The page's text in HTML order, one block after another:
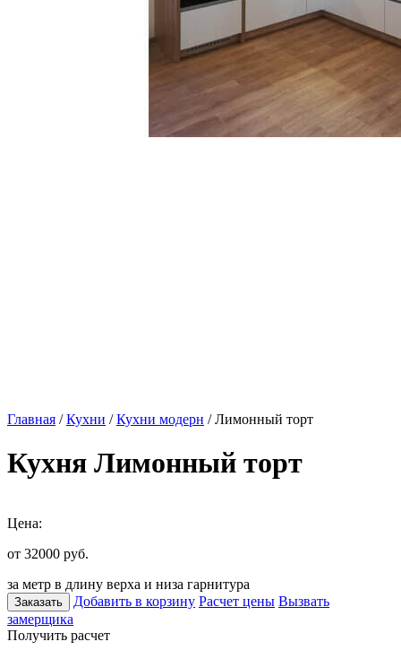
Главная /Кухни /Кухни модерн / Лимонный торт
Кухня Лимонный торт
Цена:
от 32000 руб.
за метр в длину верха и низа гарнитура
Заказать Добавить в корзину Расчет цены Вызвать
замерщика
Получить расчет